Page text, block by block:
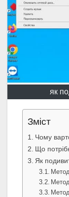
як
Зміст
Чому
Що
Як